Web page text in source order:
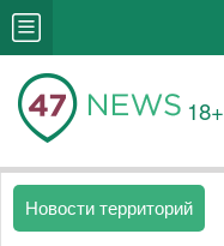
18+
Новости территорий